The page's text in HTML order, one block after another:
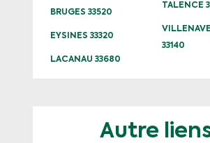
BRUGES 33520
EYSINES 33320
LACANAU 33680
TALENCE
33140
Autre